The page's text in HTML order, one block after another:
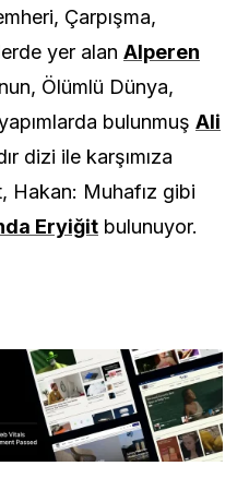
Çarpışma,
yer alan Alperen
Ölümlü Dünya,
bulunmuş Ali
dizi ile karşımıza
Hakan: Muhafız gibi
Eryiğit bulunuyor.